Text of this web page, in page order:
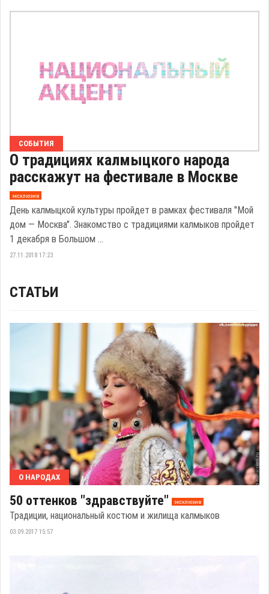
СОБЫТИЯ
О традициях калмыцкого народа
расскажут на фестивале в Москве
эксклюзив
День калмыцкой культуры пройдет в рамках фестиваля "Мой
дом — Москва". Знакомство с традициями калмыков пройдет
1 декабря в Большом ...
27.11.2018 17:23
СТАТЬИ
О НАРОДАХ
50 оттенков "здравствуйте" эксклюзив
Традиции, национальный костюм и жилища калмыков
03.09.2017 15:57